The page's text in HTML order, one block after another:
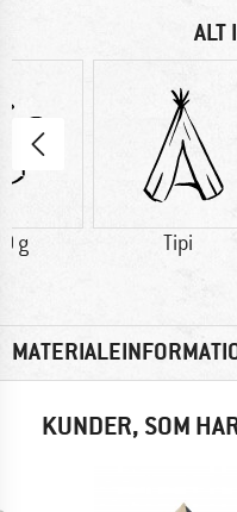
ALT
g Tipi
KUNDER, SOM